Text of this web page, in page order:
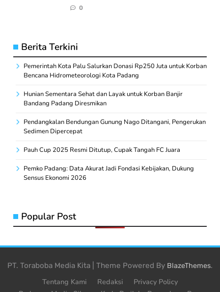
0
Berita Terkini
Pemerintah Kota Palu Salurkan Donasi Rp250 Juta untuk Korban
Bencana Hidrometeorologi Kota Padang
Hunian Sementara Sehat dan Layak untuk Korban Banjir
Bandang Padang Diresmikan
Pendangkalan Bendungan Gunung Nago Ditangani, Pengerukan
Sedimen Dipercepat
Pauh Cup 2025 Resmi Ditutup, Cupak Tangah FC Juara
Pemko Padang: Data Akurat Jadi Fondasi Kebijakan, Dukung
Sensus Ekonomi 2026
Popular Post
PT. Toraboba Media Kita | Theme Powered By BlazeThemes.
Tentang Kami Redaksi
Privacy Policy